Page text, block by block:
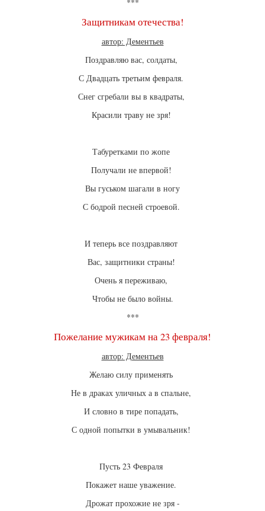
***
Защитникам отечества!
автор: Дементьев
Поздравляю вас, солдаты,
С Двадцать третьим февраля.
Снег сгребали вы в квадраты,
Красили траву не зря!
Табуретками по жопе
Получали не впервой!
Вы гуськом шагали в ногу
С бодрой песней строевой.
И теперь все поздравляют
Вас, защитники страны!
Очень я переживаю,
Чтобы не было войны.
***
Пожелание мужикам на 23 февраля!
автор: Дементьев
Желаю силу применять
Не в драках уличных а в спальне,
И словно в тире попадать,
С одной попытки в умывальник!
Пусть 23 Февраля
Покажет наше уважение.
Дрожат прохожие не зря -